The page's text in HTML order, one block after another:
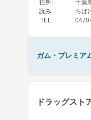
読み:
ちば
TEL :
ガム・プレミア
ドラッグス